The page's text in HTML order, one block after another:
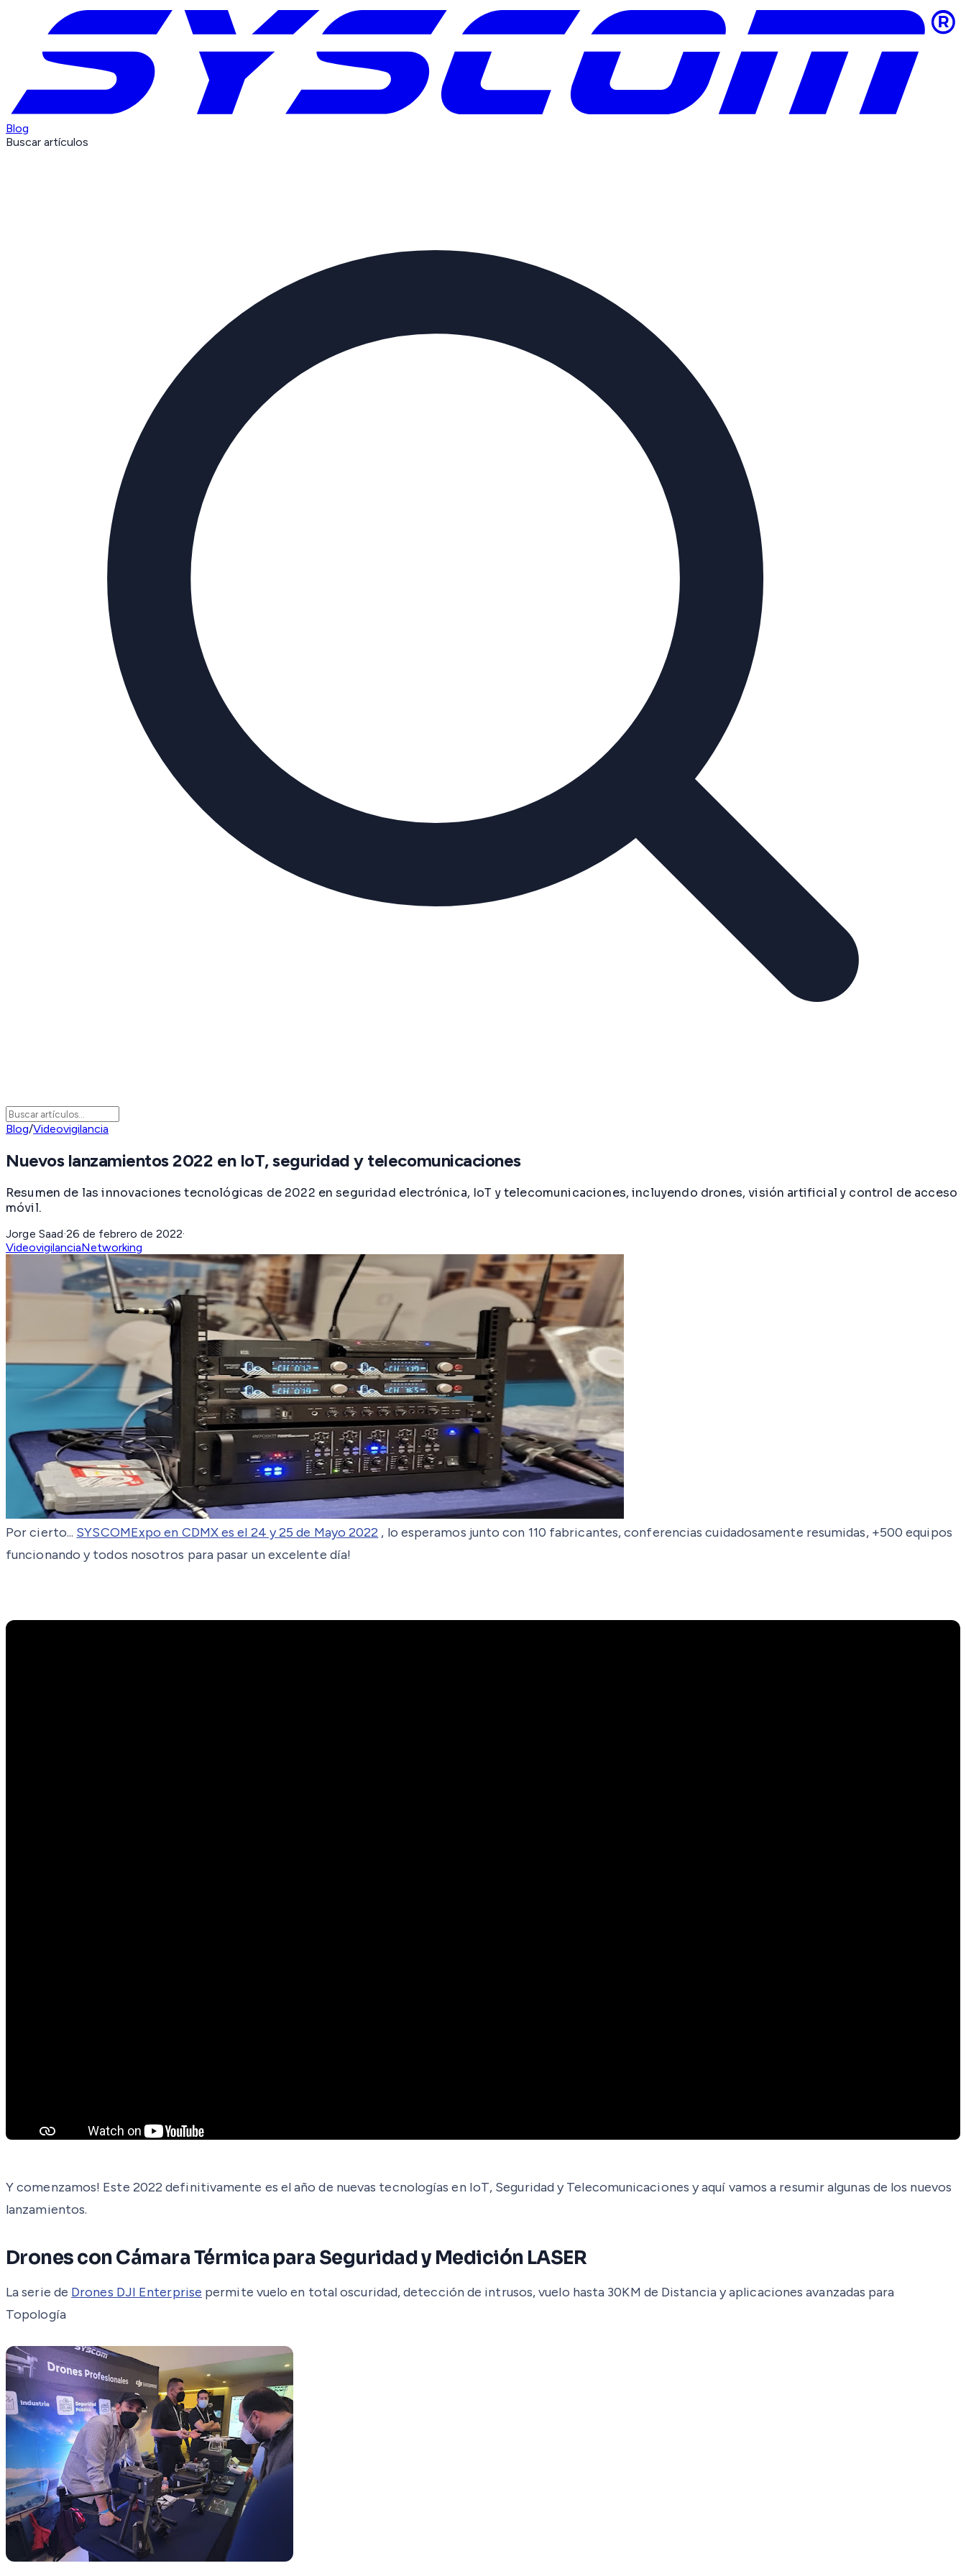
Blog
Buscar artículos
Blog/Videovigilancia
Nuevos lanzamientos 2022 en IoT, seguridad y telecomunicaciones
Resumen de las innovaciones tecnológicas de 2022 en seguridad electrónica, IoT y telecomunicaciones, incluyendo drones, visión artificial y control de acceso
móvil.
Jorge Saad·26 de febrero de 2022·
VideovigilanciaNetworking
Por cierto... SYSCOMExpo en CDMX es el 24 y 25 de Mayo 2022 , lo esperamos junto con 110 fabricantes, conferencias cuidadosamente resumidas, +500 equipos
funcionando y todos nosotros para pasar un excelente día!
Y comenzamos! Este 2022 definitivamente es el año de nuevas tecnologías en IoT, Seguridad y Telecomunicaciones y aquí vamos a resumir algunas de los nuevos
lanzamientos.
Drones con Cámara Térmica para Seguridad y Medición LASER
La serie de Drones DJI Enterprise permite vuelo en total oscuridad, detección de intrusos, vuelo hasta 30KM de Distancia y aplicaciones avanzadas para
Topología